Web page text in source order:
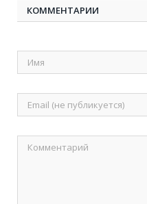
КОММЕНТАРИИ